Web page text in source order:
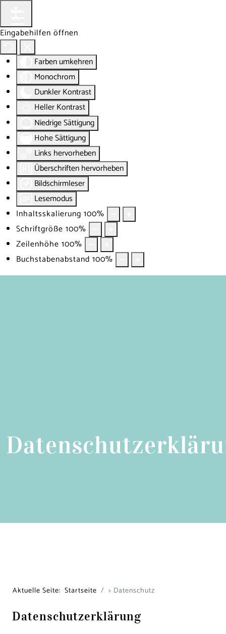
Eingabehilfen öffnen
Farben umkehren
Monochrom
Dunkler Kontrast
Heller Kontrast
Niedrige Sättigung
Hohe Sättigung
Links hervorheben
Überschriften hervorheben
Bildschirmleser
Lesemodus
Inhaltsskalierung 100%
Schriftgröße 100%
Zeilenhöhe 100%
Buchstabenabstand 100%
Aktuelle Seite: Startseite > Datenschutz
Datenschutzerklärung